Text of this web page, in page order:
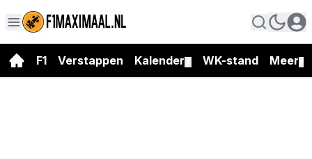
F1 Verstappen Kalender WK-stand Meer